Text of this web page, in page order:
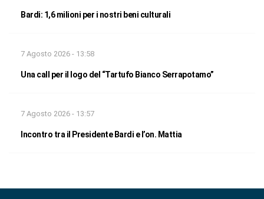
Bardi: 1,6 milioni per i nostri beni culturali
7 Agosto 2026 - 13:58
Una call per il logo del “Tartufo Bianco Serrapotamo”
7 Agosto 2026 - 13:57
Incontro tra il Presidente Bardi e l’on. Mattia